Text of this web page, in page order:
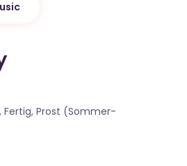
Fertig, Prost (Sommer-